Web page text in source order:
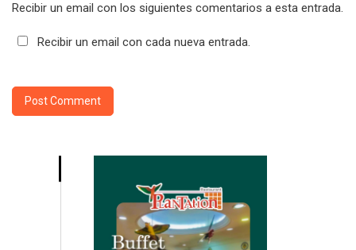
Recibir un email con los siguientes comentarios a esta entrada.
Recibir un email con cada nueva entrada.